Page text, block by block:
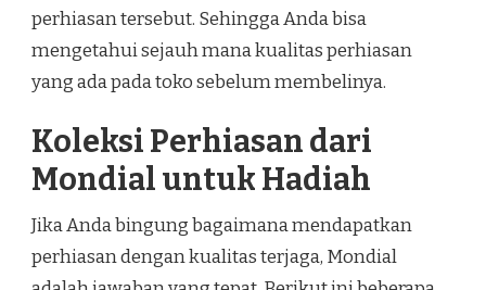
perhiasan tersebut. Sehingga Anda bisa
mengetahui sejauh mana kualitas perhiasan
yang ada pada toko sebelum membelinya.
Koleksi Perhiasan dari
Mondial untuk Hadiah
Jika Anda bingung bagaimana mendapatkan
perhiasan dengan kualitas terjaga, Mondial